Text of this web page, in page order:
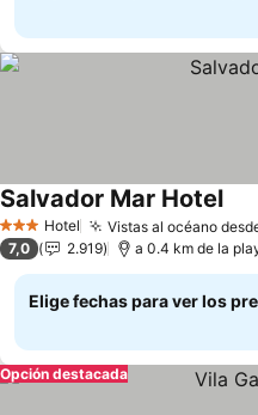
3 Estrellas
Hotel Vistas al océano
Salvador Mar HotelVer
7,0 2.919 a 0.4 km de la
Elige fechas para ver los
Opción destacada